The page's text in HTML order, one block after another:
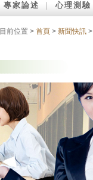
專家論述 ｜心理測驗
目前位置 > 首頁 > 新聞快訊 >